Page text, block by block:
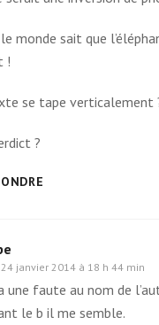
monde sait que
!
se tape verticalement
?
24 janvier 2014 à 18 h 44 min
une faute au nom de
le b il me semble.